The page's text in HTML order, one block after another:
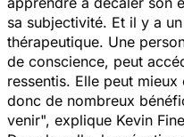
sa subjectivité. Et il y a
thérapeutique. Une
de conscience, peut
ressentis. Elle peut
donc de nombreux
venir", explique Kevin